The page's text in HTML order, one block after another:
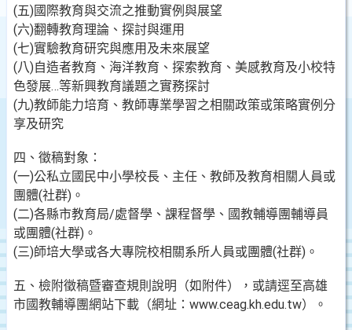
(五)國際教育與交流之推動實例與展望
(六)翻轉教育理論、探討與運用
(七)實驗教育研究與應用及未來展望
(八)自造者教育、海洋教育、探索教育、美感教育及小校特
色發展…等新興教育議題之實務探討
(九)教師能力培育、教師專業學習之相關政策或策略實例分
享及研究
四、徵稿對象：
(一)公私立國民中小學校長、主任、教師及教育相關人員或
團體(社群)。
(二)各縣市教育局/處督學、課程督學、國教輔導團輔導員
或團體(社群)。
(三)師培大學或各大專院校相關系所人員或團體(社群)。
五、檢附徵稿暨審查規則說明（如附件），或請逕至高雄
市國教輔導團網站下載（網址：www.ceag.kh.edu.tw）。